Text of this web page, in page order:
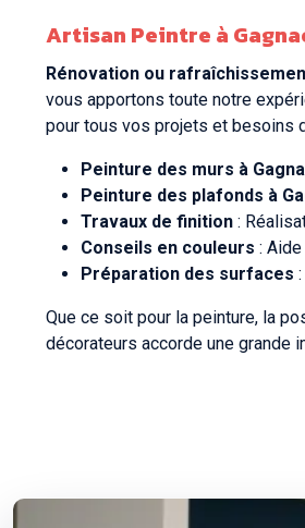
Artisan Peintre à
Rénovation ou
vous apportons toute notre
pour tous vos projets et besoins
Peinture des murs à
Peinture des plafonds à
Travaux de finition :
Conseils en couleurs :
Préparation des surfaces
Que ce soit pour la peinture, la
décorateurs accorde une grande